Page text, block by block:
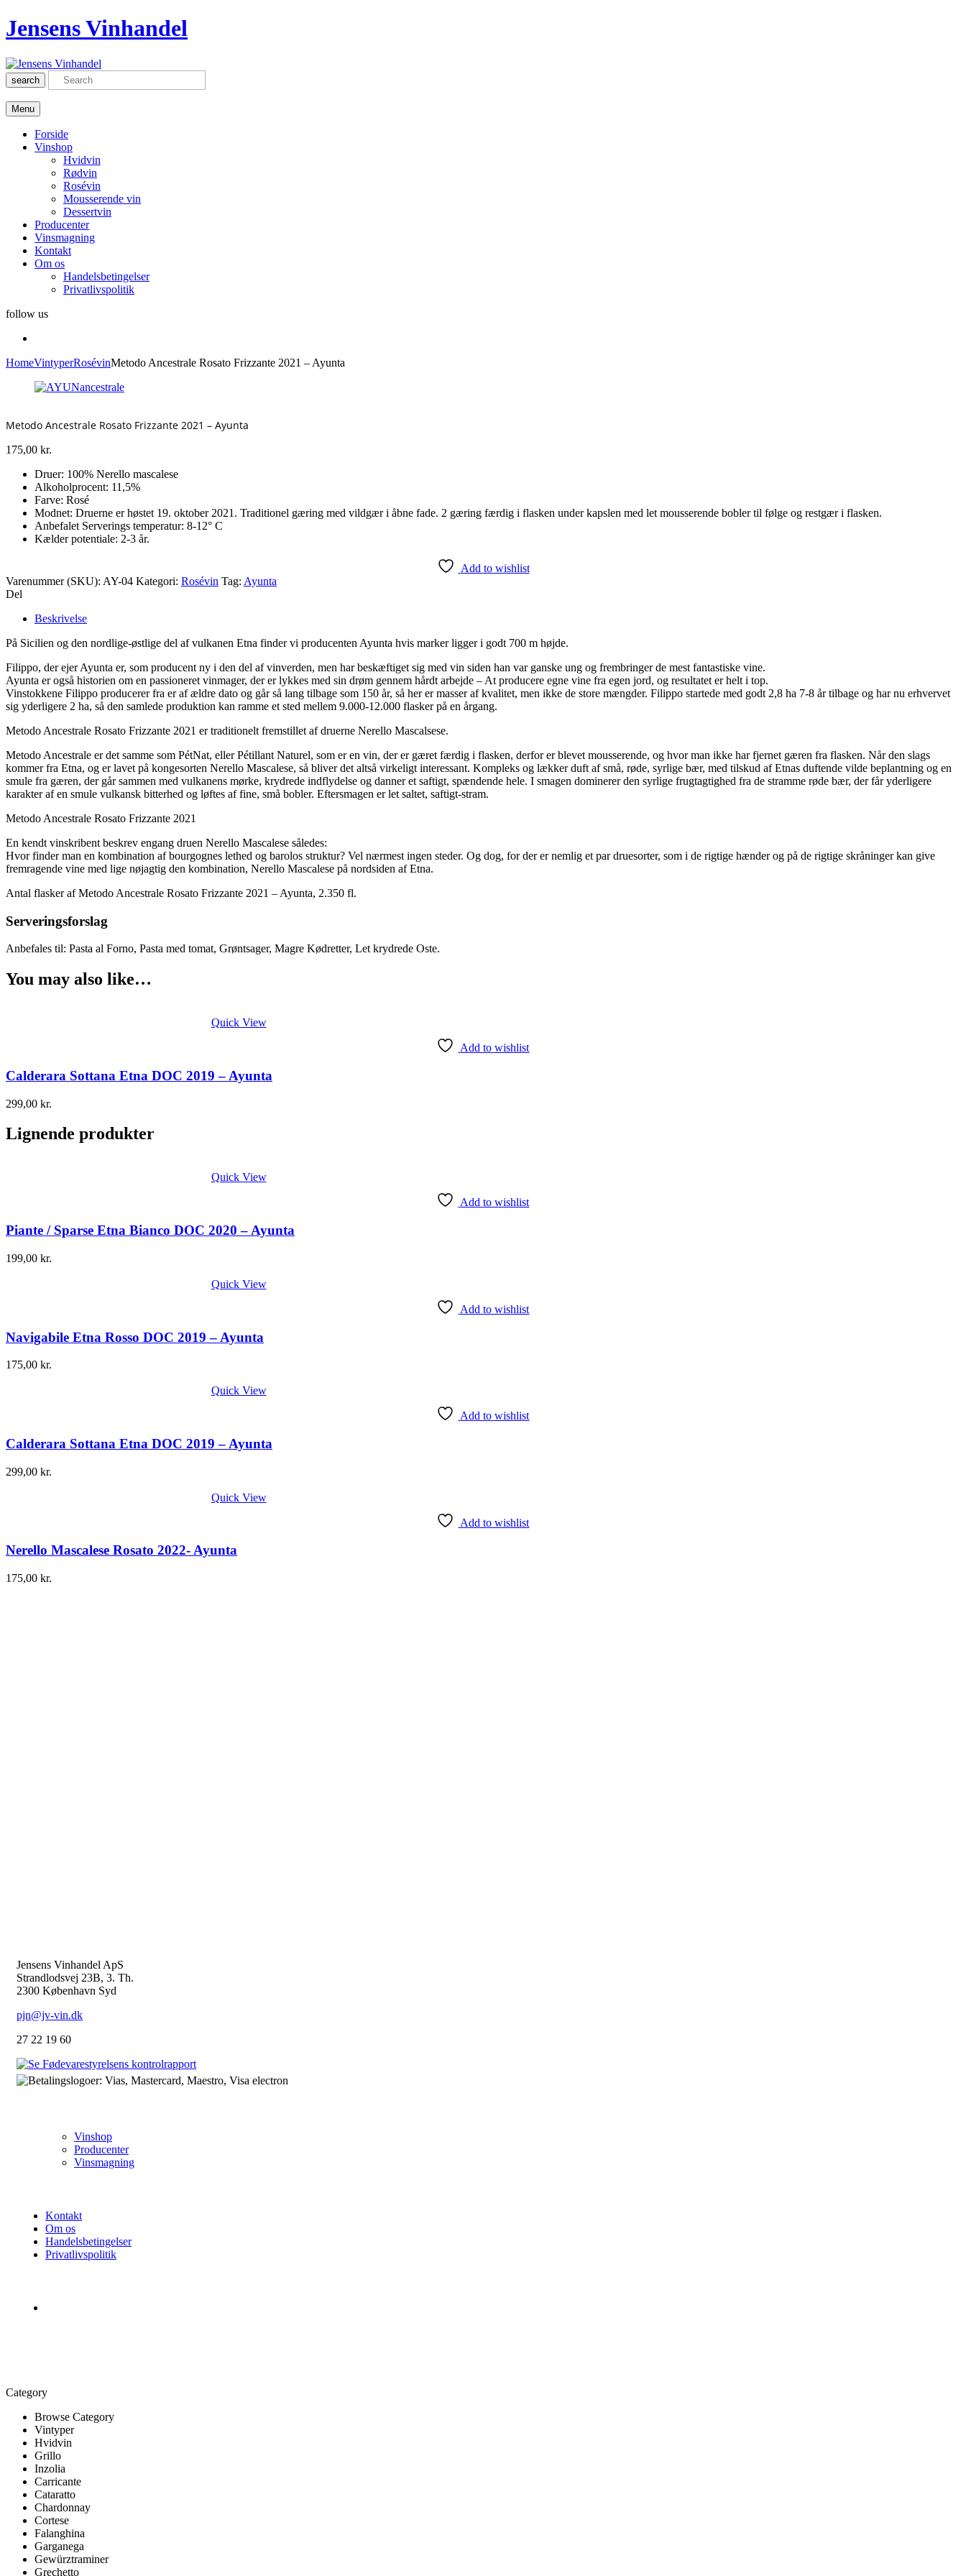
Jensens Vinhandel
search
Menu
Forside
Vinshop
Hvidvin
Rødvin
Rosévin
Mousserende vin
Dessertvin
Producenter
Vinsmagning
Kontakt
Om os
Handelsbetingelser
Privatlivspolitik
follow us
HomeVintyperRosévinMetodo Ancestrale Rosato Frizzante 2021 – Ayunta
Metodo Ancestrale Rosato Frizzante 2021 – Ayunta
175,00 kr.
Druer: 100% Nerello mascalese
Alkoholprocent: 11,5%
Farve: Rosé
Modnet: Druerne er høstet 19. oktober 2021. Traditionel gæring med vildgær i åbne fade. 2 gæring færdig i flasken under kapslen med let mousserende bobler til følge og restgær i flasken.
Anbefalet Serverings temperatur: 8-12° C
Kælder potentiale: 2-3 år.
Add to wishlist
Varenummer (SKU): AY-04 Kategori: Rosévin Tag: Ayunta
Del
Beskrivelse
På Sicilien og den nordlige-østlige del af vulkanen Etna finder vi producenten Ayunta hvis marker ligger i godt 700 m højde.
Filippo, der ejer Ayunta er, som producent ny i den del af vinverden, men har beskæftiget sig med vin siden han var ganske ung og frembringer de mest fantastiske vine.
Ayunta er også historien om en passioneret vinmager, der er lykkes med sin drøm gennem hårdt arbejde – At producere egne vine fra egen jord, og resultatet er helt i top.
Vinstokkene Filippo producerer fra er af ældre dato og går så lang tilbage som 150 år, så her er masser af kvalitet, men ikke de store mængder. Filippo startede med godt 2,8 ha 7-8 år tilbage og har nu erhvervet
sig yderligere 2 ha, så den samlede produktion kan ramme et sted mellem 9.000-12.000 flasker på en årgang.
Metodo Ancestrale Rosato Frizzante 2021 er traditionelt fremstillet af ​​druerne Nerello Mascalsese.
Metodo Ancestrale er det samme som PétNat, eller Pétillant Naturel, som er en vin, der er gæret færdig i flasken, derfor er blevet mousserende, og hvor man ikke har fjernet gæren fra flasken. Når den slags
kommer fra Etna, og er lavet på kongesorten Nerello Mascalese, så bliver det altså virkeligt interessant. Kompleks og lækker duft af små, røde, syrlige bær, med tilskud af Etnas duftende vilde beplantning og en
smule fra gæren, der går sammen med vulkanens mørke, krydrede indflydelse og danner et saftigt, spændende hele. I smagen dominerer den syrlige frugtagtighed fra de stramme røde bær, der får yderligere
karakter af en smule vulkansk bitterhed og løftes af fine, små bobler. Eftersmagen er let saltet, saftigt-stram.
Metodo Ancestrale Rosato Frizzante 2021
En kendt vinskribent beskrev engang druen Nerello Mascalese således:
Hvor finder man en kombination af bourgognes lethed og barolos struktur? Vel nærmest ingen steder. Og dog, for der er nemlig et par druesorter, som i de rigtige hænder og på de rigtige skråninger kan give
fremragende vine med lige nøjagtig den kombination, Nerello Mascalese på nordsiden af Etna.
Antal flasker af Metodo Ancestrale Rosato Frizzante 2021 – Ayunta, 2.350 fl.
Serveringsforslag
Anbefales til: Pasta al Forno, Pasta med tomat, Grøntsager, Magre Kødretter, Let krydrede Oste.
You may also like…
Quick View
Add to wishlist
Calderara Sottana Etna DOC 2019 – Ayunta
299,00 kr.
Lignende produkter
Quick View
Add to wishlist
Piante / Sparse Etna Bianco DOC 2020 – Ayunta
199,00 kr.
Quick View
Add to wishlist
Navigabile Etna Rosso DOC 2019 – Ayunta
175,00 kr.
Quick View
Add to wishlist
Calderara Sottana Etna DOC 2019 – Ayunta
299,00 kr.
Quick View
Add to wishlist
Nerello Mascalese Rosato 2022- Ayunta
175,00 kr.
Jensens Vinhandel ApS
Strandlodsvej 23B, 3. Th.
2300 København Syd
pjn@jv-vin.dk
27 22 19 60
Vinshop
Producenter
Vinsmagning
Kontakt
Om os
Handelsbetingelser
Privatlivspolitik
Category
Browse Category
Vintyper
Hvidvin
Grillo
Inzolia
Carricante
Cataratto
Chardonnay
Cortese
Falanghina
Garganega
Gewürztraminer
Grechetto